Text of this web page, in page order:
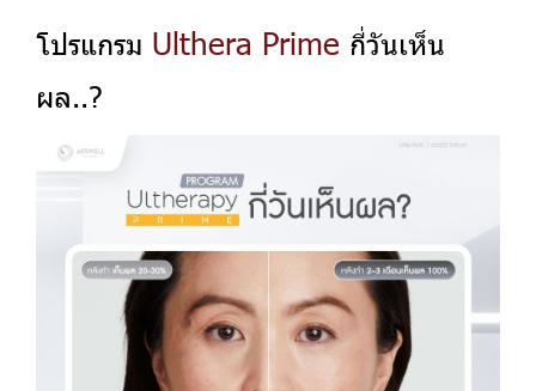
โปรแกรม Ulthera Prime กี่วันเห็น
ผล..?